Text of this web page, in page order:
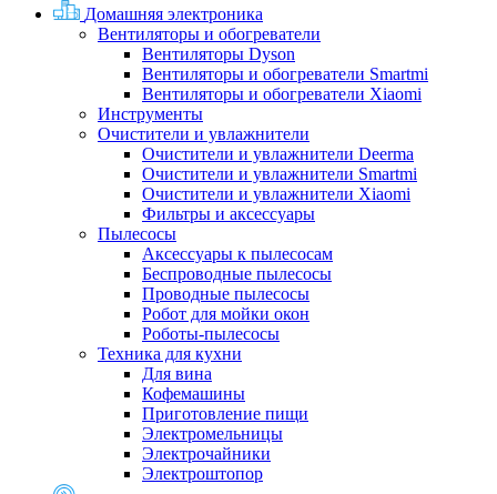
Домашняя электроника
Вентиляторы и обогреватели
Вентиляторы Dyson
Вентиляторы и обогреватели Smartmi
Вентиляторы и обогреватели Xiaomi
Инструменты
Очистители и увлажнители
Очистители и увлажнители Deerma
Очистители и увлажнители Smartmi
Очистители и увлажнители Xiaomi
Фильтры и аксессуары
Пылесосы
Аксессуары к пылесосам
Беспроводные пылесосы
Проводные пылесосы
Робот для мойки окон
Роботы-пылесосы
Техника для кухни
Для вина
Кофемашины
Приготовление пищи
Электромельницы
Электрочайники
Электроштопор